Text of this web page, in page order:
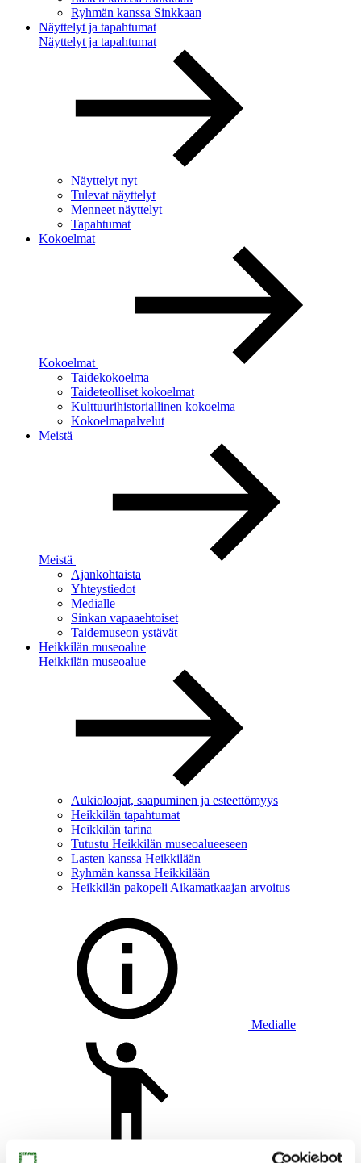
Ryhmän kanssa Sinkkaan
Näyttelyt ja tapahtumat
Näyttelyt ja tapahtumat
Näyttelyt nyt
Tulevat näyttelyt
Menneet näyttelyt
Tapahtumat
Kokoelmat
Kokoelmat
Taidekokoelma
Taideteolliset kokoelmat
Kulttuurihistoriallinen kokoelma
Kokoelmapalvelut
Meistä
Meistä
Ajankohtaista
Yhteystiedot
Medialle
Sinkan vapaaehtoiset
Taidemuseon ystävät
Heikkilän museoalue
Heikkilän museoalue
Aukioloajat, saapuminen ja esteettömyys
Heikkilän tapahtumat
Heikkilän tarina
Tutustu Heikkilän museoalueeseen
Lasten kanssa Heikkilään
Ryhmän kanssa Heikkilään
Heikkilän pakopeli Aikamatkaajan arvoitus
Medialle
Yhteystiedot